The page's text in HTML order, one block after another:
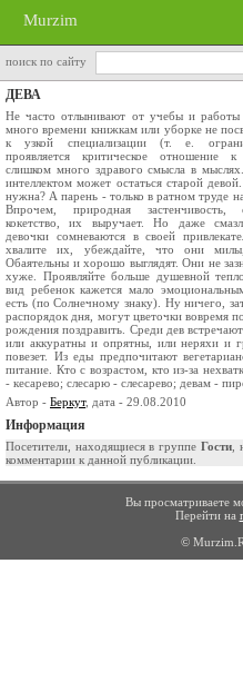
Murzim
поиск по сайту
ДЕВА
Не часто отлынивают от учебы и работы
много времени книжкам или уборке не
к узкой специализации (т. е.
проявляется критическое отношение
слишком много здравого смысла в
интеллектом может остаться старой
нужна? А парень - только в ратном труде
Впрочем, природная застенчивость,
кокетство, их выручает. Но даже
девочки сомневаются в своей
хвалите их, убеждайте, что они
Обаятельны и хорошо выглядят. Они не
хуже. Проявляйте больше душевной
вид ребенок кажется мало
есть (по Солнечному знаку). Ну ничего,
распорядок дня, могут цветочки вовремя
рождения поздравить. Cреди дев
или аккуратны и опрятны, или неряхи и
повезет. Из еды предпочитают
питание. Кто с возрастом, кто из-за
- кесарево; слесарю - слесарево; девам -
Автор - Беркут, дата - 29.08.2010
Информация
Посетители, находящиеся в группе Гости,
комментарии к данной публикации.
Вы просматриваете
Перейти на
©